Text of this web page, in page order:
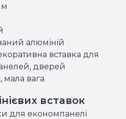
алюміній
вставка для
дверей
вага
вставок
для економпанелі